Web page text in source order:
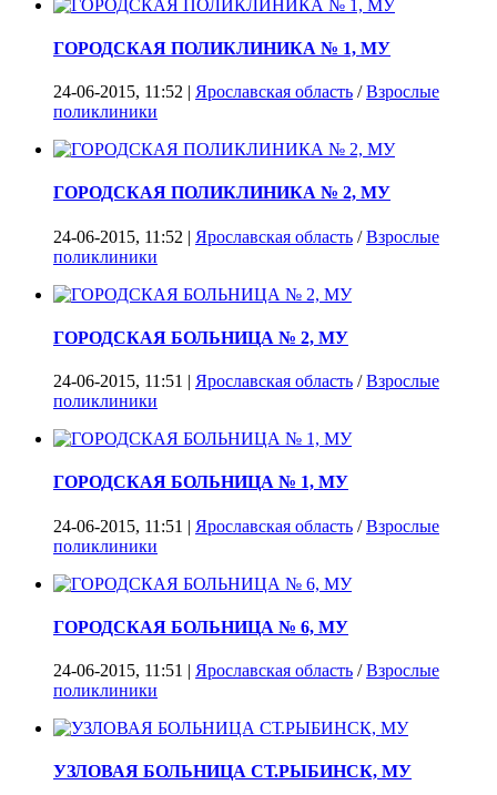
ГОРОДСКАЯ ПОЛИКЛИНИКА № 1, МУ
24-06-2015, 11:52 | Ярославская область /Взрослые
поликлиники
ГОРОДСКАЯ ПОЛИКЛИНИКА № 2, МУ
24-06-2015, 11:52 | Ярославская область /Взрослые
поликлиники
ГОРОДСКАЯ БОЛЬНИЦА № 2, МУ
24-06-2015, 11:51 | Ярославская область /Взрослые
поликлиники
ГОРОДСКАЯ БОЛЬНИЦА № 1, МУ
24-06-2015, 11:51 | Ярославская область /Взрослые
поликлиники
ГОРОДСКАЯ БОЛЬНИЦА № 6, МУ
24-06-2015, 11:51 | Ярославская область /Взрослые
поликлиники
УЗЛОВАЯ БОЛЬНИЦА СТ.РЫБИНСК, МУ